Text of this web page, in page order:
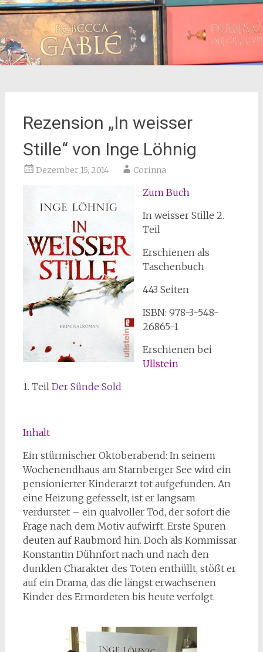
Rezension „In weisser
Stille“ von Inge Löhnig
Dezember 15, 2014 Corinna
Zum Buch
In weisser Stille 2.
Teil
Erschienen als
Taschenbuch
443 Seiten
ISBN: 978-3-548-
26865-1
Erschienen bei
Ullstein
1. Teil Der Sünde Sold
Inhalt
Ein stürmischer Oktoberabend: In seinem
Wochenendhaus am Starnberger See wird ein
pensionierter Kinderarzt tot aufgefunden. An
eine Heizung gefesselt, ist er langsam
verdurstet – ein qualvoller Tod, der sofort die
Frage nach dem Motiv aufwirft. Erste Spuren
deuten auf Raubmord hin. Doch als Kommissar
Konstantin Dühnfort nach und nach den
dunklen Charakter des Toten enthüllt, stößt er
auf ein Drama, das die längst erwachsenen
Kinder des Ermordeten bis heute verfolgt.